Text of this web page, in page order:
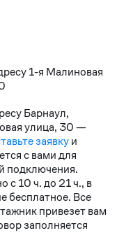
1-я Малиновая
Барнаул,
улица, 30 —
заявкуи
с вами для
подключения.
с 10 ч. до 21 ч., в
бесплатное. Все
привезет вам
заполняется